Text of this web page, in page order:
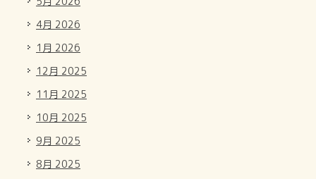
4月 2026
1月 2026
12月 2025
11月 2025
10月 2025
9月 2025
8月 2025